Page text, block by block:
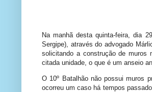
Na manhã desta quinta-feira, dia
Sergipe), através do advogado
solicitando a construção de muros
citada unidade, o que é um anseio
O 10º Batalhão não possui muros
ocorreu um caso há tempos